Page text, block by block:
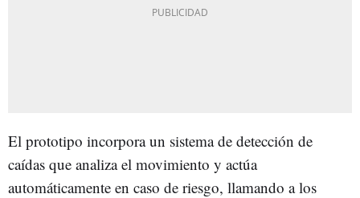
El prototipo incorpora un sistema de detección de
caídas que analiza el movimiento y actúa
automáticamente en caso de riesgo, llamando a los